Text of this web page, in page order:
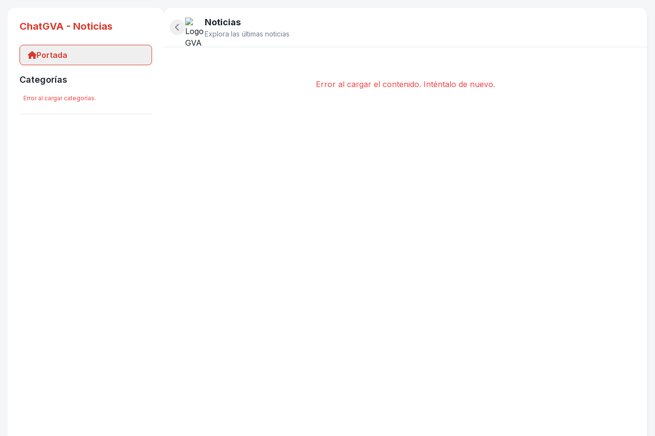
ChatGVA - Noticias
Portada
Categorías
Error al cargar categorías.
Ocultar panel lateral
Noticias
Explora las últimas noticias
Error al cargar el contenido. Inténtalo de nuevo.